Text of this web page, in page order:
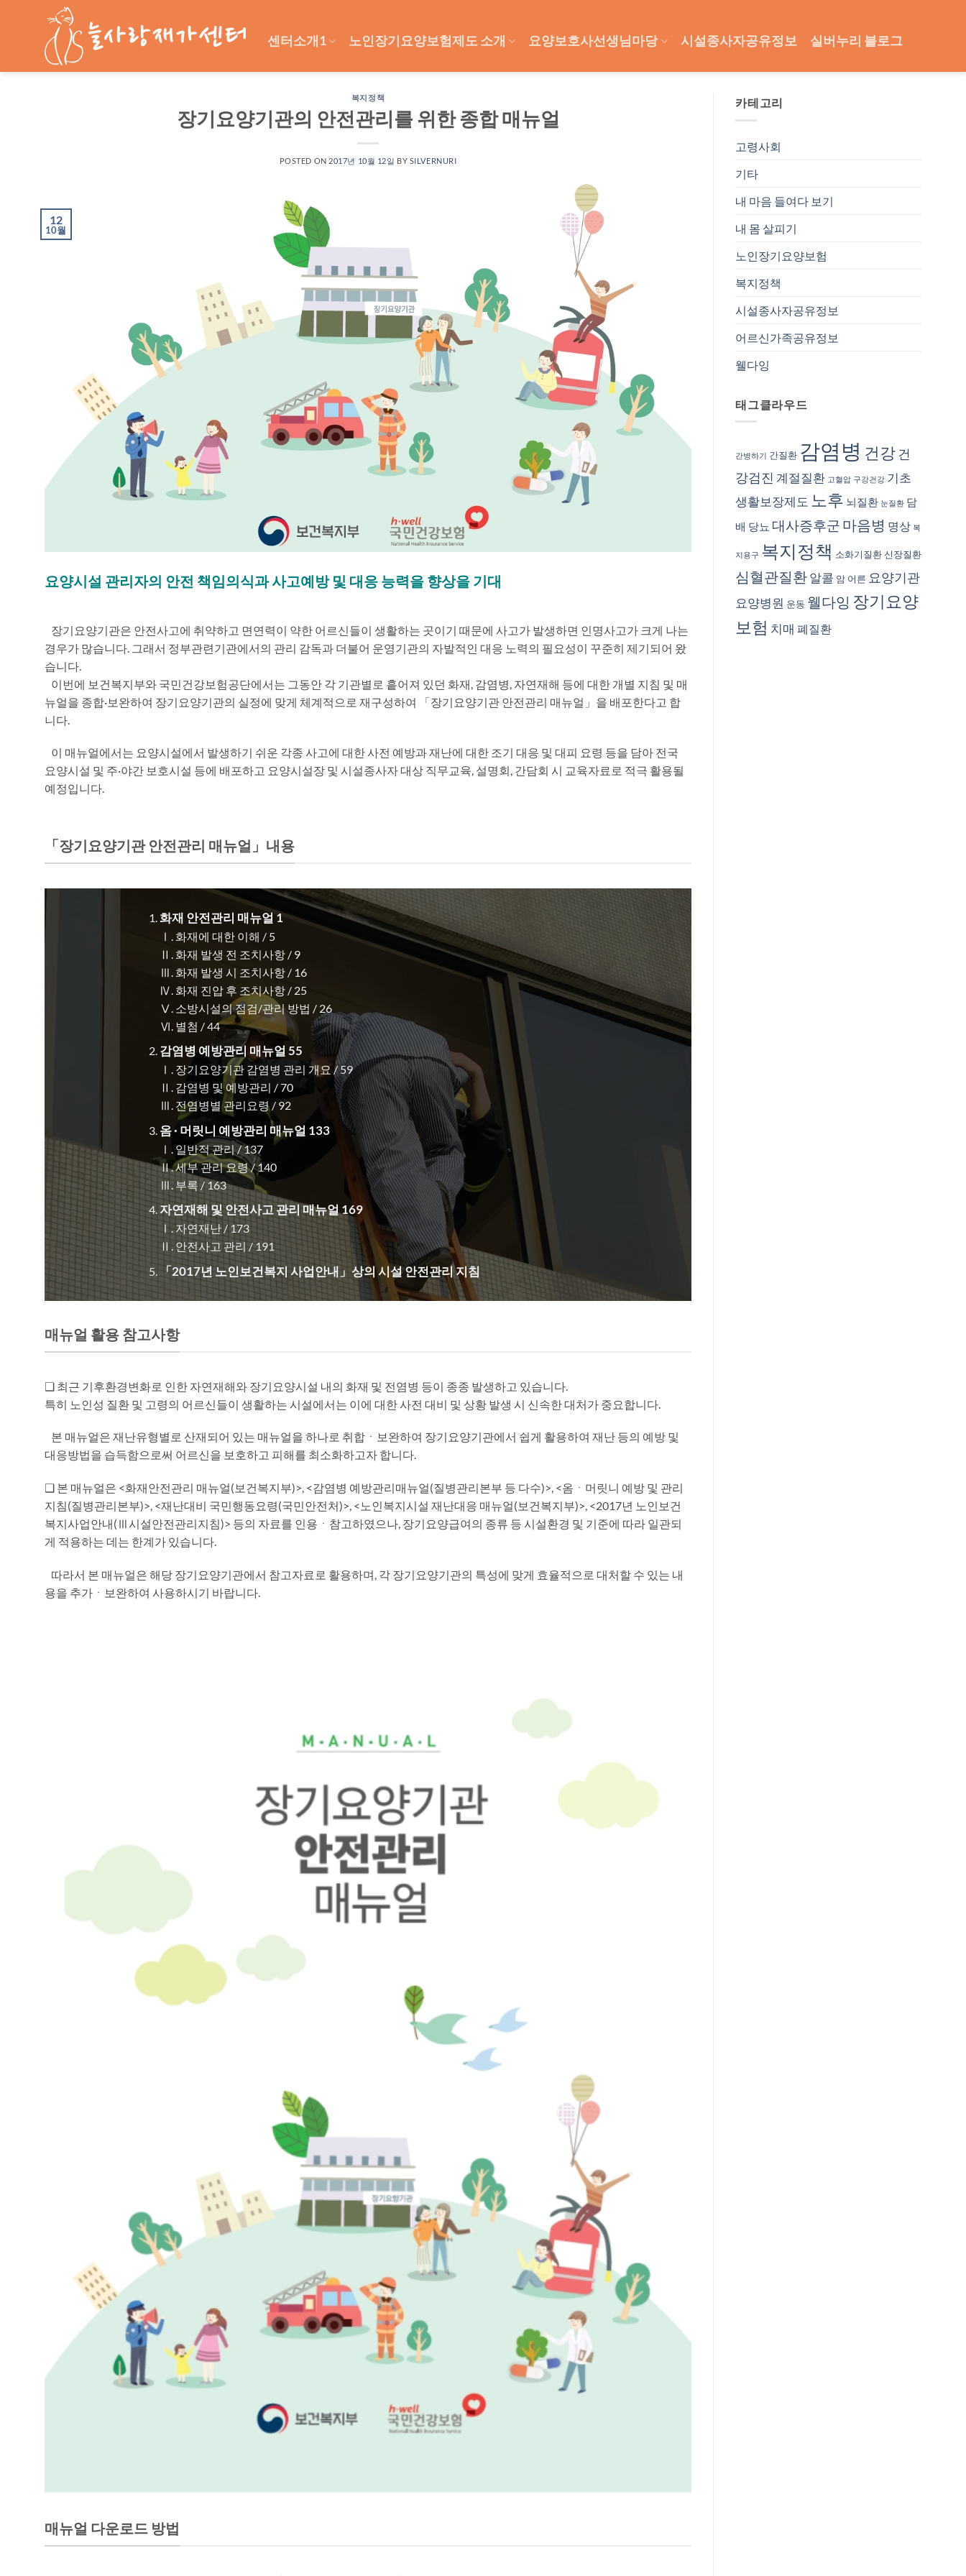
센터소개1 노인장기요양보험제도 소개 요양보호사선생님마당 시설종사자공유정보 실버누리 블로그
복지정책
장기요양기관의 안전관리를 위한 종합 매뉴얼
POSTED ON 2017년 10월 12일 BY SILVERNURI
12
10월
요양시설 관리자의 안전 책임의식과 사고예방 및 대응 능력을 향상을 기대
장기요양기관은 안전사고에 취약하고 면연력이 약한 어르신들이 생활하는 곳이기 때문에 사고가 발생하면 인명사고가 크게 나는
경우가 많습니다. 그래서 정부관련기관에서의 관리 감독과 더불어 운영기관의 자발적인 대응 노력의 필요성이 꾸준히 제기되어 왔
습니다.
이번에 보건복지부와 국민건강보험공단에서는 그동안 각 기관별로 흩어져 있던 화재, 감염병, 자연재해 등에 대한 개별 지침 및 매
뉴얼을 종합·보완하여 장기요양기관의 실정에 맞게 체계적으로 재구성하여 「장기요양기관 안전관리 매뉴얼」을 배포한다고 합
니다.
이 매뉴얼에서는 요양시설에서 발생하기 쉬운 각종 사고에 대한 사전 예방과 재난에 대한 조기 대응 및 대피 요령 등을 담아 전국
요양시설 및 주·야간 보호시설 등에 배포하고 요양시설장 및 시설종사자 대상 직무교육, 설명회, 간담회 시 교육자료로 적극 활용될
예정입니다.
「장기요양기관 안전관리 매뉴얼」내용
화재 안전관리 매뉴얼 1
Ⅰ. 화재에 대한 이해 / 5
Ⅱ. 화재 발생 전 조치사항 / 9
Ⅲ. 화재 발생 시 조치사항 / 16
Ⅳ. 화재 진압 후 조치사항 / 25
Ⅴ. 소방시설의 점검/관리 방법 / 26
Ⅵ. 별첨 / 44
감염병 예방관리 매뉴얼 55
Ⅰ. 장기요양기관 감염병 관리 개요 / 59
Ⅱ. 감염병 및 예방관리 / 70
Ⅲ. 전염병별 관리요령 / 92
옴 · 머릿니 예방관리 매뉴얼 133
Ⅰ. 일반적 관리 / 137
Ⅱ. 세부 관리 요령 / 140
Ⅲ. 부록 / 163
자연재해 및 안전사고 관리 매뉴얼 169
Ⅰ. 자연재난 / 173
Ⅱ. 안전사고 관리 / 191
「2017년 노인보건복지 사업안내」상의 시설 안전관리 지침
매뉴얼 활용 참고사항
❑ 최근 기후환경변화로 인한 자연재해와 장기요양시설 내의 화재 및 전염병 등이 종종 발생하고 있습니다.
특히 노인성 질환 및 고령의 어르신들이 생활하는 시설에서는 이에 대한 사전 대비 및 상황 발생 시 신속한 대처가 중요합니다.
본 매뉴얼은 재난유형별로 산재되어 있는 매뉴얼을 하나로 취합ㆍ보완하여 장기요양기관에서 쉽게 활용하여 재난 등의 예방 및
대응방법을 습득함으로써 어르신을 보호하고 피해를 최소화하고자 합니다.
❑ 본 매뉴얼은 <화재안전관리 매뉴얼(보건복지부)>, <감염병 예방관리매뉴얼(질병관리본부 등 다수)>, <옴ㆍ머릿니 예방 및 관리
지침(질병관리본부)>, <재난대비 국민행동요령(국민안전처)>, <노인복지시설 재난대응 매뉴얼(보건복지부)>, <2017년 노인보건
복지사업안내(Ⅲ시설안전관리지침)> 등의 자료를 인용ㆍ참고하였으나, 장기요양급여의 종류 등 시설환경 및 기준에 따라 일관되
게 적용하는 데는 한계가 있습니다.
따라서 본 매뉴얼은 해당 장기요양기관에서 참고자료로 활용하며, 각 장기요양기관의 특성에 맞게 효율적으로 대처할 수 있는 내
용을 추가ㆍ보완하여 사용하시기 바랍니다.
매뉴얼 다운로드 방법
카테고리
고령사회
기타
내 마음 들여다 보기
내 몸 살피기
노인장기요양보험
복지정책
시설종사자공유정보
어르신가족공유정보
웰다잉
태그클라우드
간병하기 간질환 감염병 건강 건
강검진 계절질환 고혈압 구강건강 기초
생활보장제도 노후 뇌질환 눈질환 담
배 당뇨 대사증후군 마음병 명상 복
지용구 복지정책 소화기질환 신장질환
심혈관질환알콜 암 어른 요양기관
요양병원 운동 웰다잉 장기요양
보험 치매 폐질환